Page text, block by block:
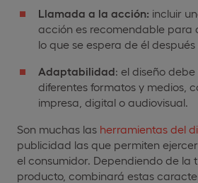
Llamada a la acción: incluir
acción es recomendable para
lo que se espera de él
Adaptabilidad: el diseño
diferentes formatos y medios,
impresa, digital o audiovisual.
Son muchas las herramientas del
publicidad las que permiten
el consumidor. Dependiendo de la
producto, combinará estas